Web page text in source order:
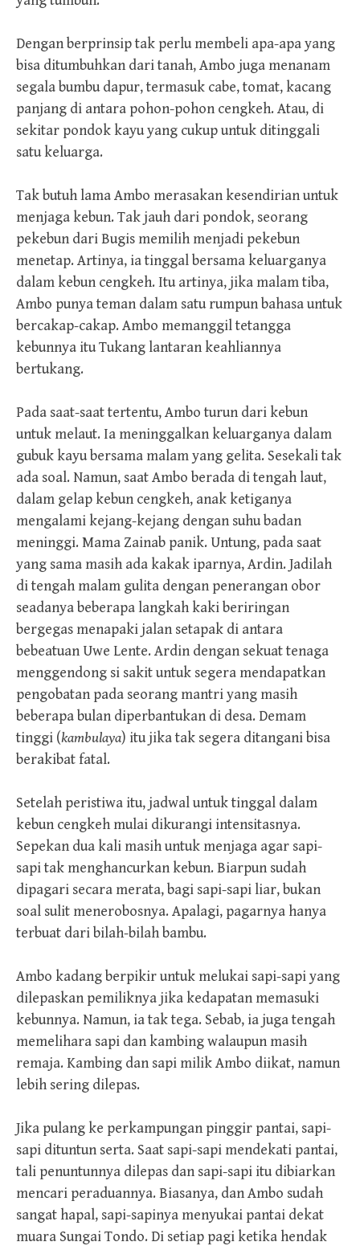
Dengan berprinsip tak perlu membeli apa-apa yang
bisa ditumbuhkan dari tanah, Ambo juga menanam
segala bumbu dapur, termasuk cabe, tomat, kacang
panjang di antara pohon-pohon cengkeh. Atau, di
sekitar pondok kayu yang cukup untuk ditinggali
satu keluarga.
Tak butuh lama Ambo merasakan kesendirian untuk
menjaga kebun. Tak jauh dari pondok, seorang
pekebun dari Bugis memilih menjadi pekebun
menetap. Artinya, ia tinggal bersama keluarganya
dalam kebun cengkeh. Itu artinya, jika malam tiba,
Ambo punya teman dalam satu rumpun bahasa untuk
bercakap-cakap. Ambo memanggil tetangga
kebunnya itu Tukang lantaran keahliannya
bertukang.
Pada saat-saat tertentu, Ambo turun dari kebun
untuk melaut. Ia meninggalkan keluarganya dalam
gubuk kayu bersama malam yang gelita. Sesekali tak
ada soal. Namun, saat Ambo berada di tengah laut,
dalam gelap kebun cengkeh, anak ketiganya
mengalami kejang-kejang dengan suhu badan
meninggi. Mama Zainab panik. Untung, pada saat
yang sama masih ada kakak iparnya, Ardin. Jadilah
di tengah malam gulita dengan penerangan obor
seadanya beberapa langkah kaki beriringan
bergegas menapaki jalan setapak di antara
bebeatuan Uwe Lente. Ardin dengan sekuat tenaga
menggendong si sakit untuk segera mendapatkan
pengobatan pada seorang mantri yang masih
beberapa bulan diperbantukan di desa. Demam
tinggi (kambulaya) itu jika tak segera ditangani bisa
berakibat fatal.
Setelah peristiwa itu, jadwal untuk tinggal dalam
kebun cengkeh mulai dikurangi intensitasnya.
Sepekan dua kali masih untuk menjaga agar sapi-
sapi tak menghancurkan kebun. Biarpun sudah
dipagari secara merata, bagi sapi-sapi liar, bukan
soal sulit menerobosnya. Apalagi, pagarnya hanya
terbuat dari bilah-bilah bambu.
Ambo kadang berpikir untuk melukai sapi-sapi yang
dilepaskan pemiliknya jika kedapatan memasuki
kebunnya. Namun, ia tak tega. Sebab, ia juga tengah
memelihara sapi dan kambing walaupun masih
remaja. Kambing dan sapi milik Ambo diikat, namun
lebih sering dilepas.
Jika pulang ke perkampungan pinggir pantai, sapi-
sapi dituntun serta. Saat sapi-sapi mendekati pantai,
tali penuntunnya dilepas dan sapi-sapi itu dibiarkan
mencari peraduannya. Biasanya, dan Ambo sudah
sangat hapal, sapi-sapinya menyukai pantai dekat
muara Sungai Tondo. Di setiap pagi ketika hendak